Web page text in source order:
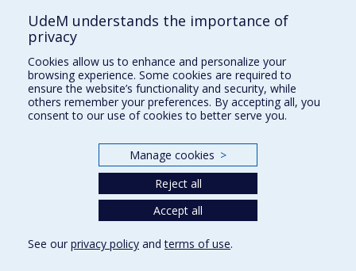
Who does what?
Find us
Site map
Accessibility
UdeM understands the importance of
privacy
Cookies allow us to enhance and personalize your
browsing experience. Some cookies are required to
ensure the website’s functionality and security, while
others remember your preferences. By accepting all, you
consent to our use of cookies to better serve you.
Manage cookies >
Reject all
Accept all
See our privacy policy andterms of use.